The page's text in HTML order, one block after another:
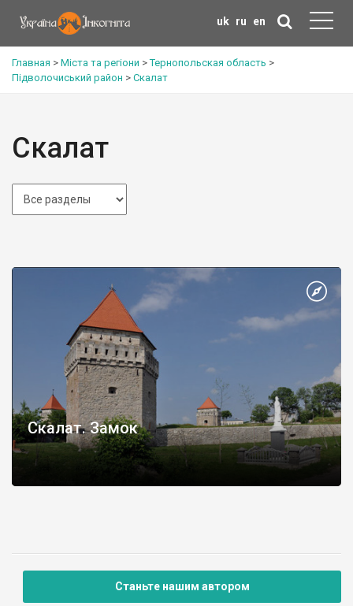
uk ru en
Главная > Міста та регіони >Тернопольская область >
Підволочиський район > Скалат
Скалат
Скалат. Замок
Станьте нашим автором